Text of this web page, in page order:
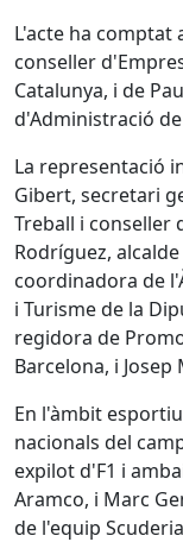
L'acte ha comptat
conseller
Catalunya, i de
d'Administració
La representació
Gibert, secretari
Treball i conseller
Rodríguez,
coordinadora de
i Turisme de la
regidora de
Barcelona, i Josep
En l'àmbit
nacionals del
expilot d'F1 i
Aramco, i Marc
de l'equip